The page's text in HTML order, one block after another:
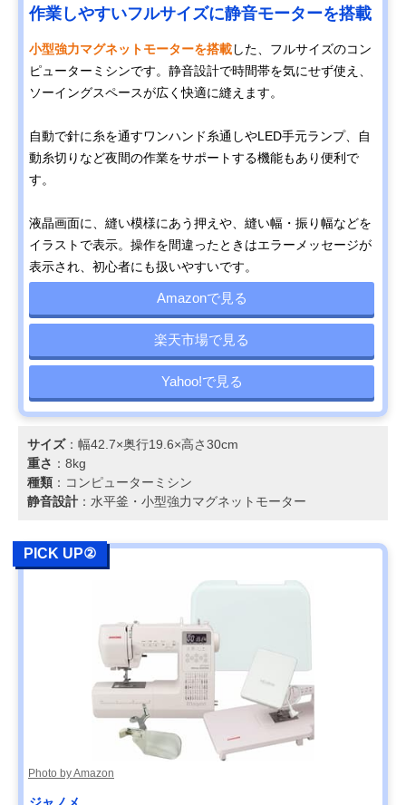
作業しやすいフルサイズに静音モーターを搭載
小型強力マグネットモーターを搭載した、フルサイズのコン
ピューターミシンです。静音設計で時間帯を気にせず使え、
ソーイングスペースが広く快適に縫えます。
自動で針に糸を通すワンハンド糸通しやLED手元ランプ、自
動糸切りなど夜間の作業をサポートする機能もあり便利で
す。
液晶画面に、縫い模様にあう押えや、縫い幅・振り幅などを
イラストで表示。操作を間違ったときはエラーメッセージが
表示され、初心者にも扱いやすいです。
Amazonで見る
楽天市場で見る
Yahoo!で見る
サイズ：幅42.7×奥行19.6×高さ30cm
重さ ：8kg
種類 ：コンピューターミシン
静音設計 ：水平釜・小型強力マグネットモーター
PICK UP②
Photo by Amazon